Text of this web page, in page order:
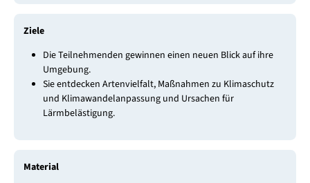
Ziele
Die Teilnehmenden gewinnen einen neuen Blick auf ihre
Umgebung.
Sie entdecken Artenvielfalt, Maßnahmen zu Klimaschutz
und Klimawandelanpassung und Ursachen für
Lärmbelästigung.
Material